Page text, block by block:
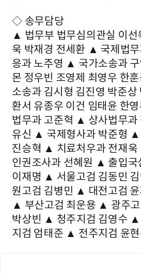
◇ 송무담당
▲ 법무부 법무심의관실 이
욱 박재경 전세환 ▲ 국제법
응과 노주영 ▲ 국가소송과
몬 정우빈 조영제 최영우 한
소송과 김시형 김진영 박준상
환서 유종우 이건 임태윤 한
법무과 고준혁 ▲ 상사법무
유신 ▲ 국제형사과 박준형 ▲
진승혁 ▲ 치료처우과 전재
인권조사과 선혜원 ▲ 출입
이재명 ▲ 서울고검 김동민
원고검 김병민 ▲ 대전고검
▲ 부산고검 최운용 ▲ 광주
박상빈 ▲ 청주지검 김영수
지검 엄태준 ▲ 전주지검 윤